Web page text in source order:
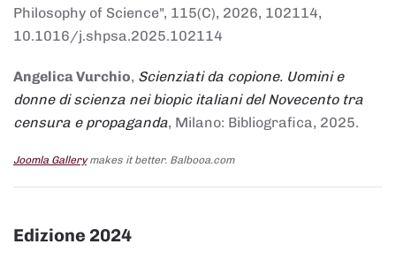
Philosophy of Science", 115(C), 2026, 102114,
10.1016/j.shpsa.2025.102114
Angelica Vurchio, Scienziati da copione. Uomini e
donne di scienza nei biopic italiani del Novecento tra
censura e propaganda, Milano: Bibliografica, 2025.
Joomla Gallerymakes it better. Balbooa.com
Edizione 2024